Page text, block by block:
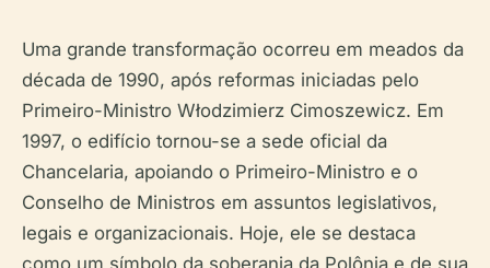
Uma grande transformação ocorreu em meados da
década de 1990, após reformas iniciadas pelo
Primeiro-Ministro Włodzimierz Cimoszewicz. Em
1997, o edifício tornou-se a sede oficial da
Chancelaria, apoiando o Primeiro-Ministro e o
Conselho de Ministros em assuntos legislativos,
legais e organizacionais. Hoje, ele se destaca
como um símbolo da soberania da Polônia e de sua